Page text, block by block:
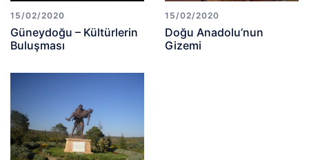
15/02/2020
Güneydoğu – Kültürlerin
Buluşması
15/02/2020
Doğu Anadolu’nun
Gizemi